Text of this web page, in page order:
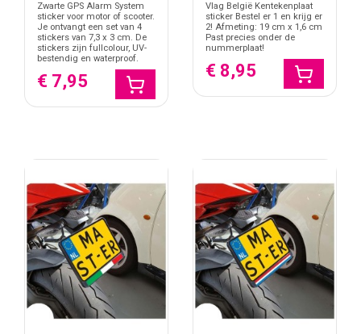
Zwarte GPS Alarm System
sticker voor motor of scooter.
Je ontvangt een set van 4
stickers van 7,3 x 3 cm. De
stickers zijn fullcolour, UV-
bestendig en waterproof.
€ 7,95
Vlag België Kentekenplaat
sticker Bestel er 1 en krijg er
2! Afmeting: 19 cm x 1,6 cm
Past precies onder de
nummerplaat!
€ 8,95